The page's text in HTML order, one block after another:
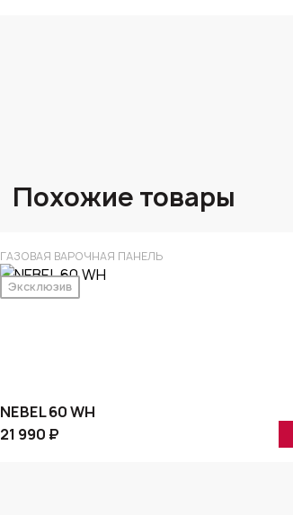
Похожие товары
ГАЗОВАЯ ВАРОЧНАЯ ПАНЕЛЬ
Эксклюзив
NEBEL 60 WH
21 990 ₽